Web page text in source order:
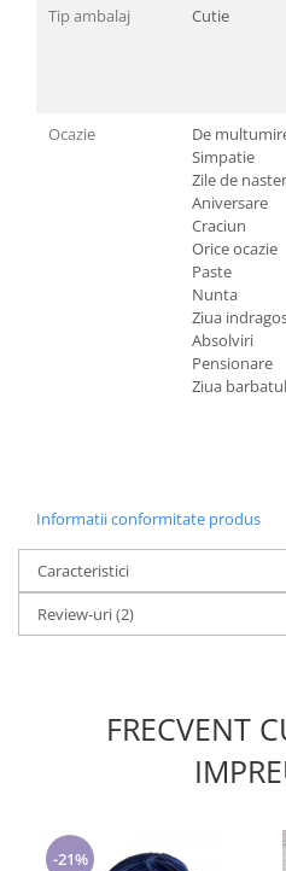
Tip ambalaj Cutie
Ocazie
De
Simpatie
Zile de
Aniversare
Craciun
Orice ocazie
Paste
Nunta
Ziua
Absolviri
Pensionare
Ziua
Informatii conformitate produs
Caracteristici
Review-uri(2)
FRECVENT
-21%